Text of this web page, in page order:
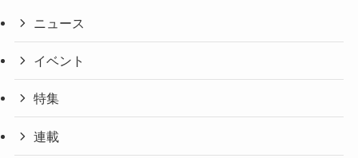
ニュース
イベント
特集
連載